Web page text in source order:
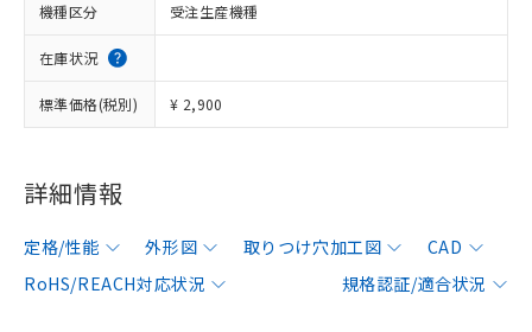
機種区分 受注生産機種
在庫状況
標準価格(税別) ¥ 2,900
詳細情報
定格/性能 外形図 取りつけ穴加工図
CAD
RoHS/REACH対応状況
規格認証/適合状況